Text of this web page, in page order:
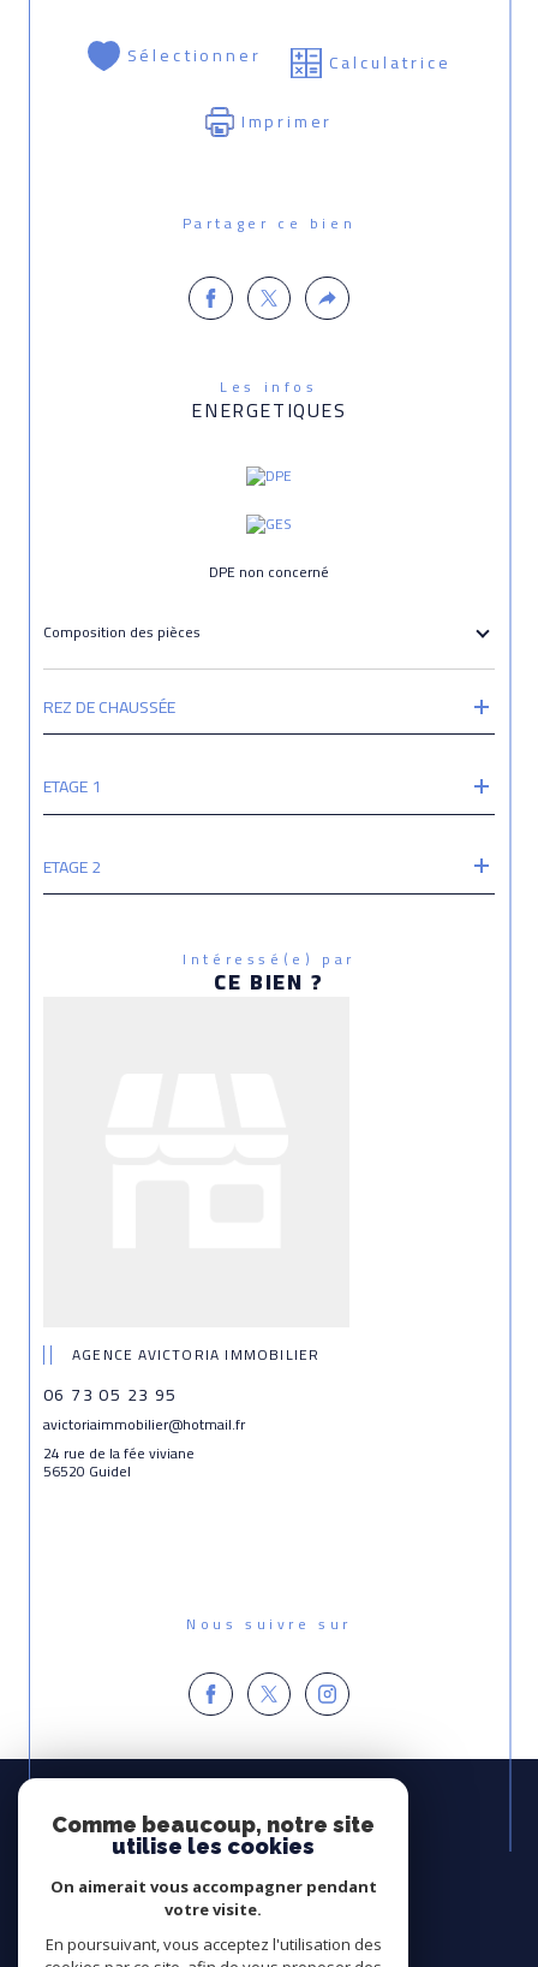
Sélectionner
Calculatrice
Imprimer
Partager ce bien
Les infos
ENERGETIQUES
DPE non concerné
Composition des pièces
REZ DE CHAUSSÉE
ETAGE 1
ETAGE 2
Intéressé(e) par
CE BIEN ?
AGENCE AVICTORIA IMMOBILIER
06 73 05 23 95
avictoriaimmobilier@hotmail.fr
24 rue de la fée viviane
56520 Guidel
Nous suivre sur
Espace
PROPRIÉTAIRE
Se connecter
Avis
CLIENTS
Comme beaucoup, notre site
utilise les cookies
On aimerait vous accompagner pendant
votre visite.
En poursuivant, vous acceptez l'utilisation des